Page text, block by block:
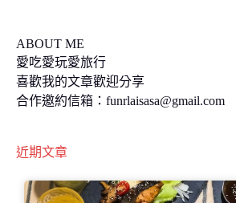
ABOUT ME
愛吃愛玩愛旅行
喜歡我的文章歡迎分享
合作邀約信箱： funrlaisasa@gmail.com
近期文章